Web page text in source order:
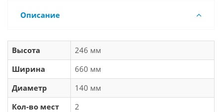
Описание
Высота
246 мм
Ширина
660 мм
Диаметр
140 мм
Кол-во мест
2